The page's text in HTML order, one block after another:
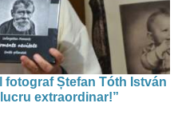
Ștefan Tóth István
extraordinar!”